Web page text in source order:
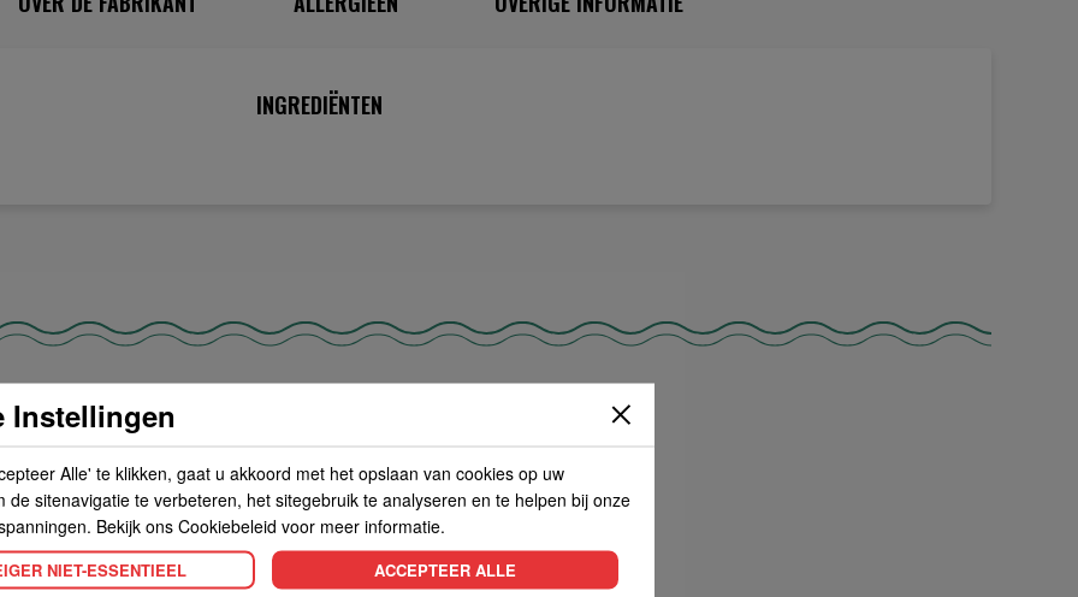
INGREDIËNTEN
IN DE VOLGENDE RECEPTEN
Instellingen
Alle' te klikken, gaat u akkoord met het opslaan van cookies op uw
de sitenavigatie te verbeteren, het sitegebruik te analyseren en te helpen bij onze
Bekijk ons Cookiebeleid voor meer informatie.
NIET-ESSENTIEEL ACCEPTEER ALLE